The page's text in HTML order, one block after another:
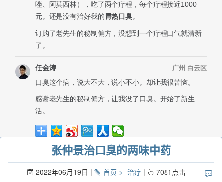
张仲景治口臭的两味中药
2022年06月19日 首页 治疗 7081 点击